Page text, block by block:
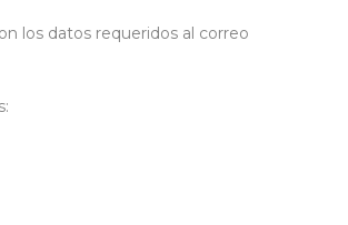
los datos requeridos al correo